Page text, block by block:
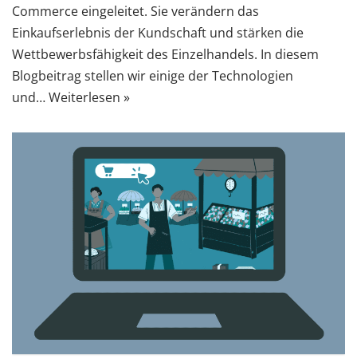
Commerce eingeleitet. Sie verändern das
Einkaufserlebnis der Kundschaft und stärken die
Wettbewerbsfähigkeit des Einzelhandels. In diesem
Blogbeitrag stellen wir einige der Technologien
und…Weiterlesen »